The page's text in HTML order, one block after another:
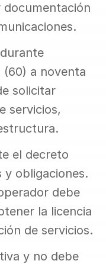
documentación
(60) a noventa
solicitar
servicios,
el decreto
y obligaciones.
debe
la licencia
de servicios.
y no debe